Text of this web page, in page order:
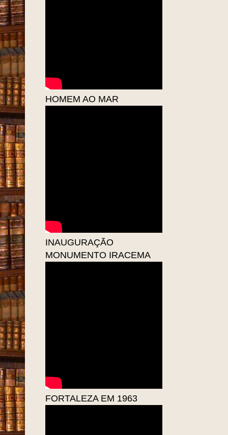
HOMEM AO MAR
INAUGURAÇÃO
MONUMENTO IRACEMA
FORTALEZA EM 1963